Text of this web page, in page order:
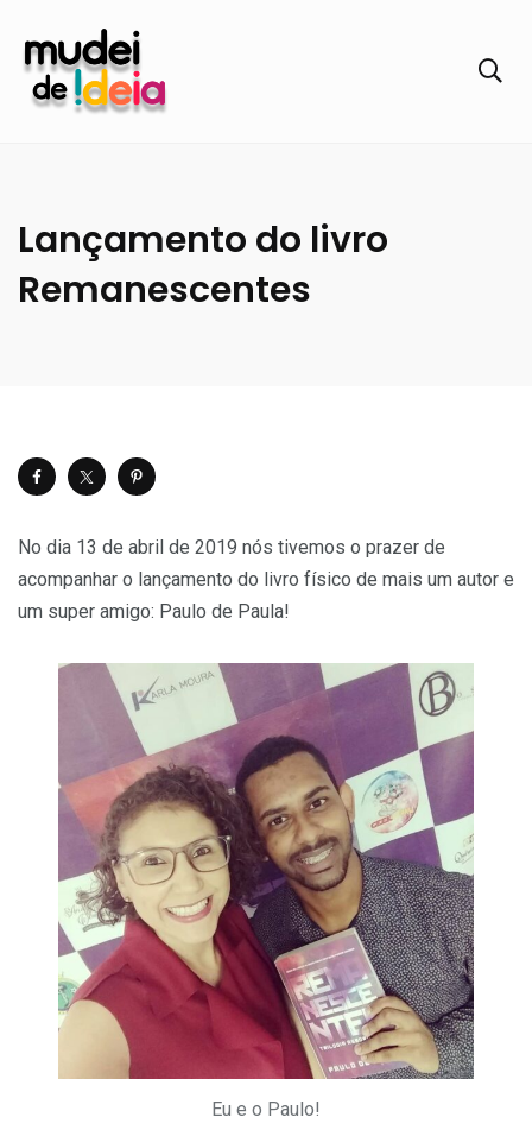
Lançamento do livro
Remanescentes
No dia 13 de abril de 2019 nós tivemos o prazer de
acompanhar o lançamento do livro físico de mais um autor e
um super amigo: Paulo de Paula!
Eu e o Paulo!